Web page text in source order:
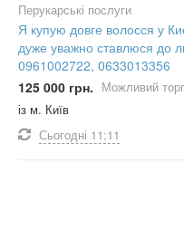
Перукарські послуги
Я купую довге волосся у
дуже уважно ставлюся до
0961002722, 0633013356
125 000 грн. Можливий торг
із м. Київ
Сьогодні 11:11